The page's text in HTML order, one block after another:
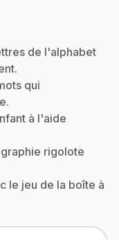
de l'alphabet
qui
à l'aide
rigolote
le jeu de la boîte à